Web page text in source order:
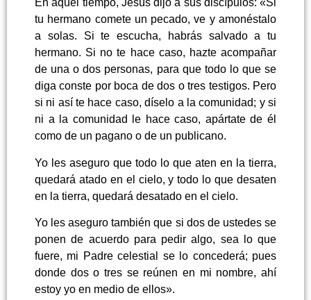
En aquel tiempo, Jesús dijo a sus discípulos: «Si
tu hermano comete un pecado, ve y amonéstalo
a solas. Si te escucha, habrás salvado a tu
hermano. Si no te hace caso, hazte acompañar
de una o dos personas, para que todo lo que se
diga conste por boca de dos o tres testigos. Pero
si ni así te hace caso, díselo a la comunidad; y si
ni a la comunidad le hace caso, apártate de él
como de un pagano o de un publicano.
Yo les aseguro que todo lo que aten en la tierra,
quedará atado en el cielo, y todo lo que desaten
en la tierra, quedará desatado en el cielo.
Yo les aseguro también que si dos de ustedes se
ponen de acuerdo para pedir algo, sea lo que
fuere, mi Padre celestial se lo concederá; pues
donde dos o tres se reúnen en mi nombre, ahí
estoy yo en medio de ellos».